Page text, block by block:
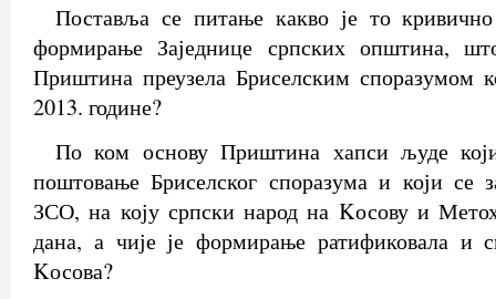
Поставља се питање какво је то
формирање Заједнице српских општина,
Приштина преузела Бриселским споразумом
2013. године?
По ком основу Приштина хапси људе
поштовање Бриселског споразума и који се
ЗСО, на коју српски народ на Kосову и
дана, а чије је формирање ратификовала и
Kосова?